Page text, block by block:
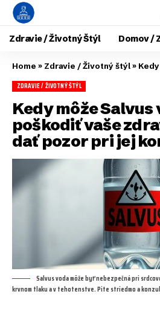
Zdravie / Životný Štýl Domov /
Home » Zdravie / Životný štýl» Kedy môže
ZDRAVIE / ŽIVOTNÝ ŠTÝL
Kedy môže Salvus
poškodiť vaše
dať pozor pri jej
Salvus voda môže byť nebezpečná pri
krvnom tlaku a v tehotenstve. Pite striedmo a